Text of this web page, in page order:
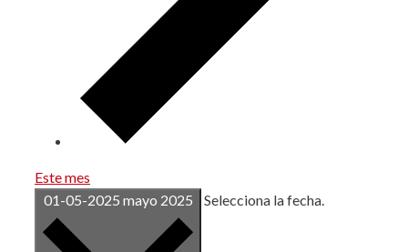
Este mes
01-05-2025 mayo 2025 Selecciona la fecha.